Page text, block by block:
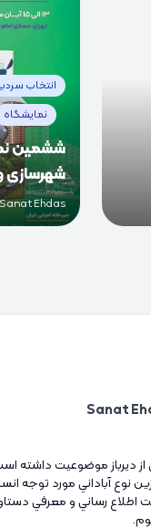
انتخاب
نمایشگاه
ششمین
شهرسازی
ساخت)
Sanat Ehdas
از ديرباز موضوعيت داشته
نوع آباداني مورد
اطلاع رساني و معرفي